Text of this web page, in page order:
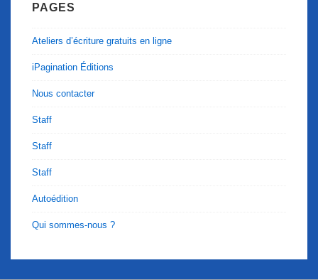
PAGES
Ateliers d’écriture gratuits en ligne
iPagination Éditions
Nous contacter
Staff
Staff
Staff
Autoédition
Qui sommes-nous ?